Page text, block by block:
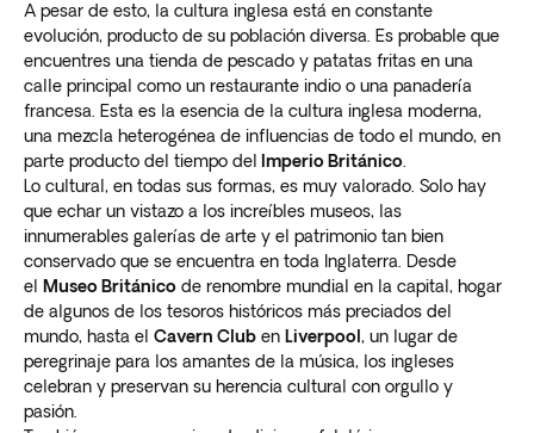
A pesar de esto, la cultura inglesa está en constante
evolución, producto de su población diversa. Es probable que
encuentres una tienda de pescado y patatas fritas en una
calle principal como un restaurante indio o una panadería
francesa. Esta es la esencia de la cultura inglesa moderna,
una mezcla heterogénea de influencias de todo el mundo, en
parte producto del tiempo del
Imperio Británico
Lo cultural, en todas sus formas, es muy valorado. Solo hay
que echar un vistazo a los increíbles museos, las
innumerables galerías de arte y el patrimonio tan bien
conservado que se encuentra en toda Inglaterra. Desde
el
Museo Británico de renombre mundial en la capital, hogar
de algunos de los tesoros históricos más preciados del
mundo, hasta el Cavern Club en Liverpool , un lugar de
peregrinaje para los amantes de la música, los ingleses
celebran y preservan su herencia cultural con orgullo y
pasión.